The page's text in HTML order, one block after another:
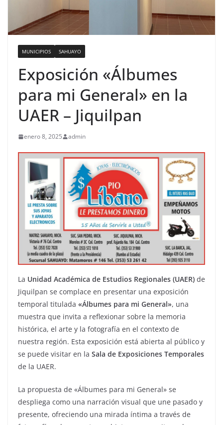
MUNICIPIOS SAHUAYO
Exposición «Álbumes
para mi General» en la
UAER – Jiquilpan
enero 8, 2025 admin
La Unidad Académica de Estudios Regionales (UAER) de
Jiquilpan se complace en presentar una exposición
temporal titulada «Álbumes para mi General», una
muestra que invita a reflexionar sobre la memoria
histórica, el arte y la fotografía en el contexto de
nuestra región. Esta exposición está abierta al público y
se puede visitar en la Sala de Exposiciones Temporales
de la UAER.
La propuesta de «Álbumes para mi General» se
despliega como una narración visual que une pasado y
presente, ofreciendo una mirada íntima a través de